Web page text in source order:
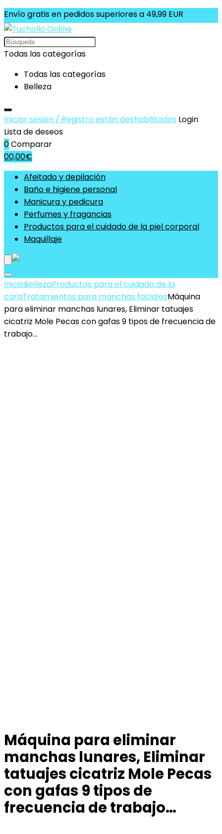
Envío gratis en pedidos superiores a 49,99 EUR
Search
for:
Todas las categorías
Todas las categorías
Belleza
Iniciar sesión / Registro están deshabilitados Login
Lista de deseos
0Comparar
00,00€
Afeitado y depilación
Baño e higiene personal
Manicura y pedicura
Perfumes y fragancias
Productos para el cuidado de la piel corporal
Maquillaje
InicioBellezaProductos para el cuidado de la
caraTratamientos para manchas facialesMáquina
para eliminar manchas lunares, Eliminar tatuajes
cicatriz Mole Pecas con gafas 9 tipos de frecuencia de
trabajo…
Máquina para eliminar
manchas lunares, Eliminar
tatuajes cicatriz Mole Pecas
con gafas 9 tipos de
frecuencia de trabajo…